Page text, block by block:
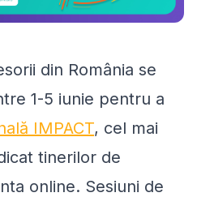
din România se
1-5 iunie pentru a
IMPACT, cel mai
tinerilor de
online. Sesiuni de